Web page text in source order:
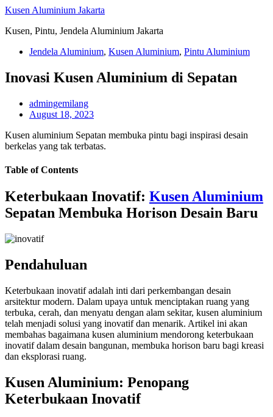
Skip
content
Kusen Aluminium Jakarta
Kusen, Pintu, Jendela Aluminium Jakarta
Jendela Aluminium, Kusen Aluminium, Pintu Aluminium
Inovasi Kusen Aluminium di Sepatan
admingemilang
August 18, 2023
Kusen aluminium Sepatan membuka pintu bagi inspirasi desain
berkelas yang tak terbatas.
Table of Contents
Keterbukaan Inovatif: Kusen Aluminium
Sepatan Membuka Horison Desain Baru
Pendahuluan
Keterbukaan inovatif adalah inti dari perkembangan desain
arsitektur modern. Dalam upaya untuk menciptakan ruang yang
terbuka, cerah, dan menyatu dengan alam sekitar, kusen aluminium
telah menjadi solusi yang inovatif dan menarik. Artikel ini akan
membahas bagaimana kusen aluminium mendorong keterbukaan
inovatif dalam desain bangunan, membuka horison baru bagi kreasi
dan eksplorasi ruang.
Kusen Aluminium: Penopang
Keterbukaan Inovatif